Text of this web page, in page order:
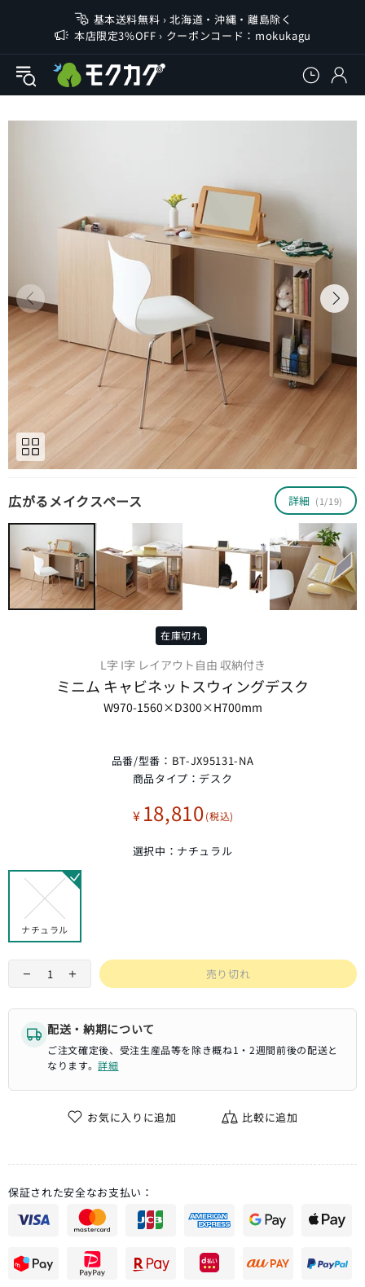
基本送料無料 › 北海道・沖縄・離島除く
本店限定3%OFF › クーポンコード：mokukagu
広がるメイクスペース 詳細 (1/19)
在庫切れ
L字 I字 レイアウト自由 収納付き
ミニム キャビネットスウィングデスク
W970-1560×D300×H700mm
品番/型番： BT-JX95131-NA
商品タイプ： デスク
¥ 18,810
選択中： ナチュラル
ナチュラル
売り切れ
配送・納期について
ご注文確定後、受注生産品等を除き概ね1・2週間前後の配送と
なります。詳細
お気に入りに追加 比較に追加
保証された安全なお支払い：